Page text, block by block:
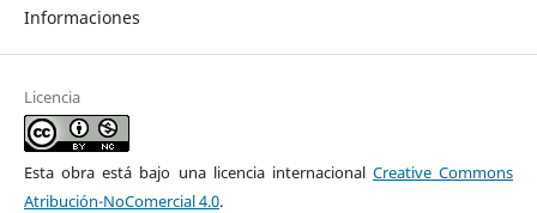
Informaciones
Licencia
Esta obra está bajo una licencia internacional Creative Commons
Atribución-NoComercial 4.0.